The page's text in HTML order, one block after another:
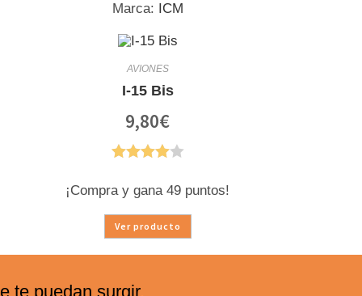
Marca: ICM
AVIONES
I-15 Bis
9,80€
¡Compra y gana 49 puntos!
Ver producto
te puedan surgir.